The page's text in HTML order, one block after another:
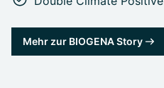
Mehr zur BIOGENA Story